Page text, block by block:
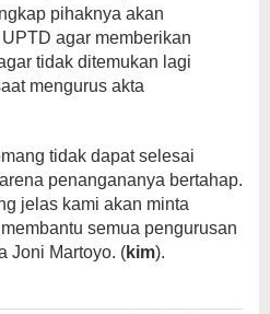
pihaknya akan
agar memberikan
tidak ditemukan lagi
mengurus akta
tidak dapat selesai
penangananya bertahap.
jelas kami akan minta
semua pengurusan
Joni Martoyo. (kim).